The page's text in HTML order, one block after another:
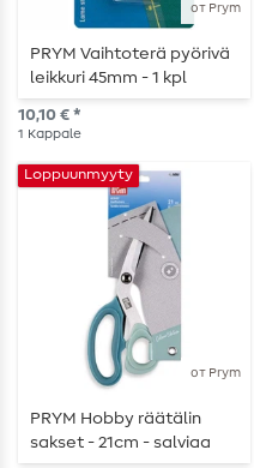
от Prym
PRYM Vaihtoterä pyörivä
leikkuri 45mm - 1 kpl
10,10 € *
1 Kappale
от Prym
Loppuunmyyty
PRYM Hobby räätälin
sakset - 21cm - salviaa